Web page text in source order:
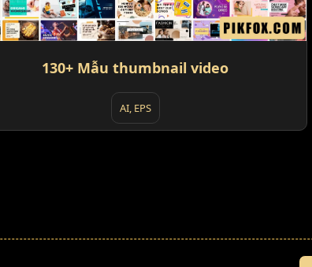
130+ Mẫu thumbnail video
AI, EPS